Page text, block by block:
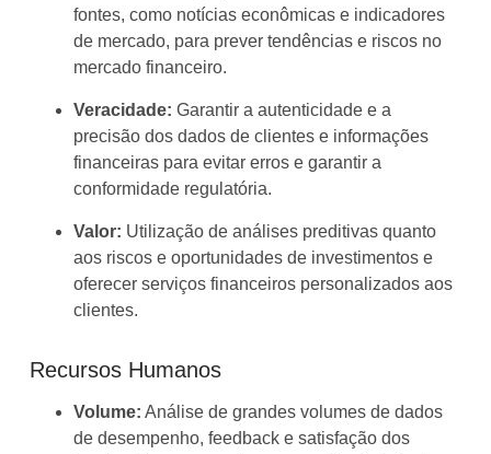
fontes, como notícias econômicas e indicadores
de mercado, para prever tendências e riscos no
mercado financeiro.
Veracidade: Garantir a autenticidade e a
precisão dos dados de clientes e informações
financeiras para evitar erros e garantir a
conformidade regulatória.
Valor: Utilização de análises preditivas quanto
aos riscos e oportunidades de investimentos e
oferecer serviços financeiros personalizados aos
clientes.
Recursos Humanos
Volume: Análise de grandes volumes de dados
de desempenho, feedback e satisfação dos